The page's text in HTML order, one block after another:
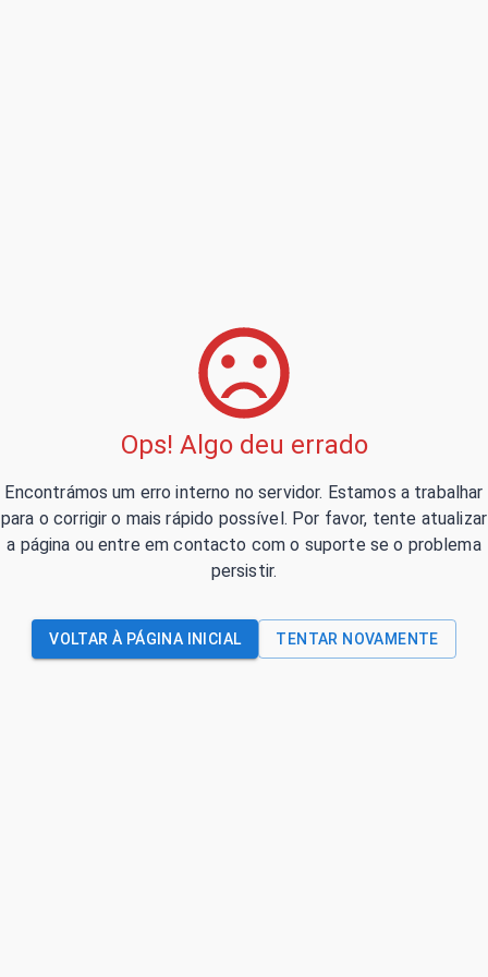
Ops! Algo deu errado
Encontrámos um erro interno no servidor. Estamos a trabalhar
para o corrigir o mais rápido possível. Por favor, tente atualizar
a página ou entre em contacto com o suporte se o problema
persistir.
VOLTAR À PÁGINA INICIAL TENTAR NOVAMENTE